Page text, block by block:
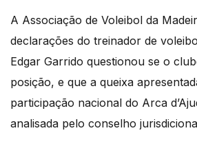
A Associação de Voleibol da
declarações do treinador de
Edgar Garrido questionou se o
posição, e que a queixa
participação nacional do Arca
analisada pelo conselho